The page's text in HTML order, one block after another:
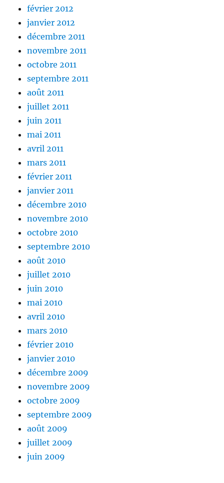
février 2012
janvier 2012
décembre 2011
novembre 2011
octobre 2011
septembre 2011
août 2011
juillet 2011
juin 2011
mai 2011
avril 2011
mars 2011
février 2011
janvier 2011
décembre 2010
novembre 2010
octobre 2010
septembre 2010
août 2010
juillet 2010
juin 2010
mai 2010
avril 2010
mars 2010
février 2010
janvier 2010
décembre 2009
novembre 2009
octobre 2009
septembre 2009
août 2009
juillet 2009
juin 2009